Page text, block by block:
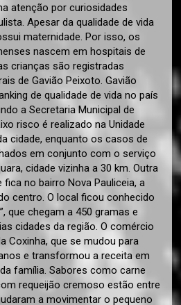
atenção por curiosidades
Apesar da qualidade de vida
maternidade. Por isso, os
nascem em hospitais de
crianças são registradas
de Gavião Peixoto. Gavião
de qualidade de vida no país
a Secretaria Municipal de
risco é realizado na Unidade
cidade, enquanto os casos de
em conjunto com o serviço
cidade vizinha a 30 km. Outra
no bairro Nova Pauliceia, a
centro. O local ficou conhecido
que chegam a 450 gramas e
cidades da região. O comércio
Coxinha, que se mudou para
e transformou a receita em
família. Sabores como carne
requeijão cremoso estão entre
a movimentar o pequeno